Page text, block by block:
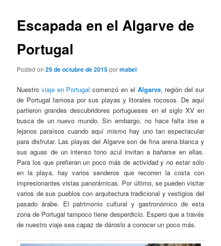
Escapada en el Algarve de
Portugal
Posted on29 de octubre de 2015pormabel
Nuestro viaje en Portugal comenzó en el Algarve, región del sur
de Portugal famosa por sus playas y litorales rocosos. De aquí
partieron grandes descubridores portugueses en el siglo XV en
busca de un nuevo mundo. Sin embargo, no hace falta irse a
lejanos paraísos cuando aquí mismo hay uno tan espectacular
para disfrutar. Las playas del Algarve son de fina arena blanca y
sus aguas de un intenso tono azul invitan a bañarse en ellas.
Para los que prefieran un poco más de actividad y no estar sólo
en la playa, hay varios senderos que recorren la costa con
impresionantes vistas panorámicas. Por último, se pueden visitar
varios de sus pueblos con arquitectura tradicional y vestigios del
pasado árabe. El patrimonio cultural y gastronómico de esta
zona de Portugal tampoco tiene desperdicio. Espero que a través
de nuestro viaje sea capaz de dároslo a conocer un poco más.